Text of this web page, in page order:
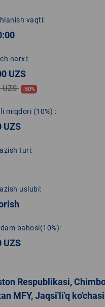
vaqti:
narxi:
UZS
UZS -50%
miqdori (10%) :
UZS
turi:
uslubi:
bahosi(10%):
UZS
Respublikasi,
MFY, Jaqsi'li'q